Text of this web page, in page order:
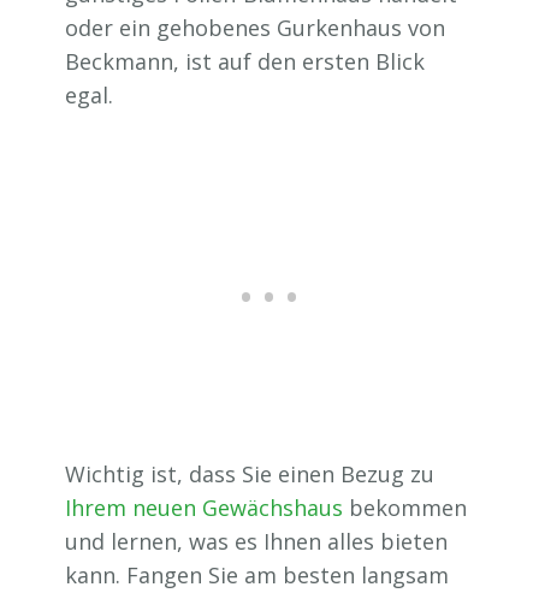
oder ein gehobenes Gurkenhaus von
Beckmann, ist auf den ersten Blick
egal.
Wichtig ist, dass Sie einen Bezug zu
Ihrem neuen Gewächshaus bekommen
und lernen, was es Ihnen alles bieten
kann. Fangen Sie am besten langsam